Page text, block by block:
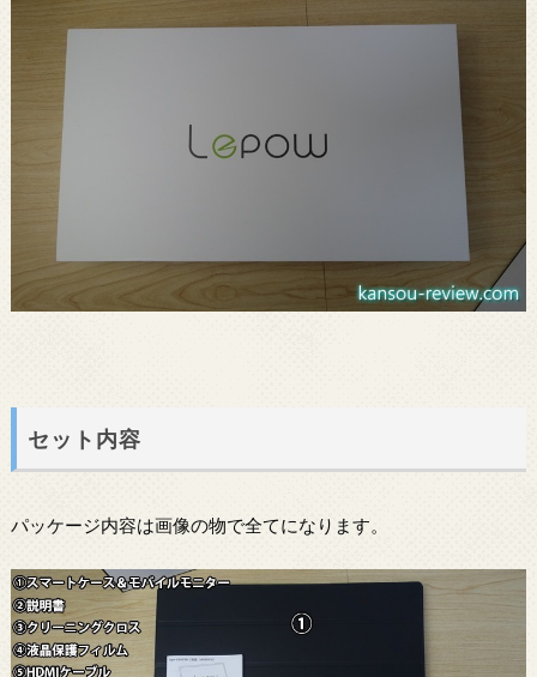
セット内容
パッケージ内容は画像の物で全てになります。